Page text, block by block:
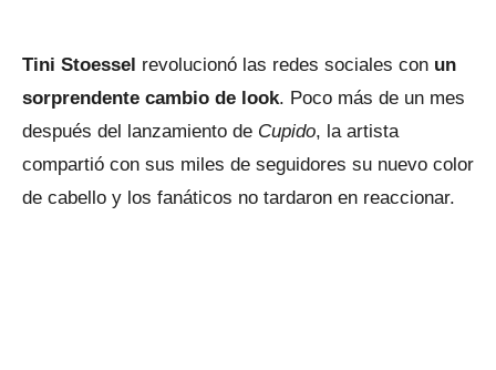
Tini Stoessel revolucionó las redes sociales con un
sorprendente cambio de look. Poco más de un mes
después del lanzamiento de Cupido, la artista
compartió con sus miles de seguidores su nuevo color
de cabello y los fanáticos no tardaron en reaccionar.